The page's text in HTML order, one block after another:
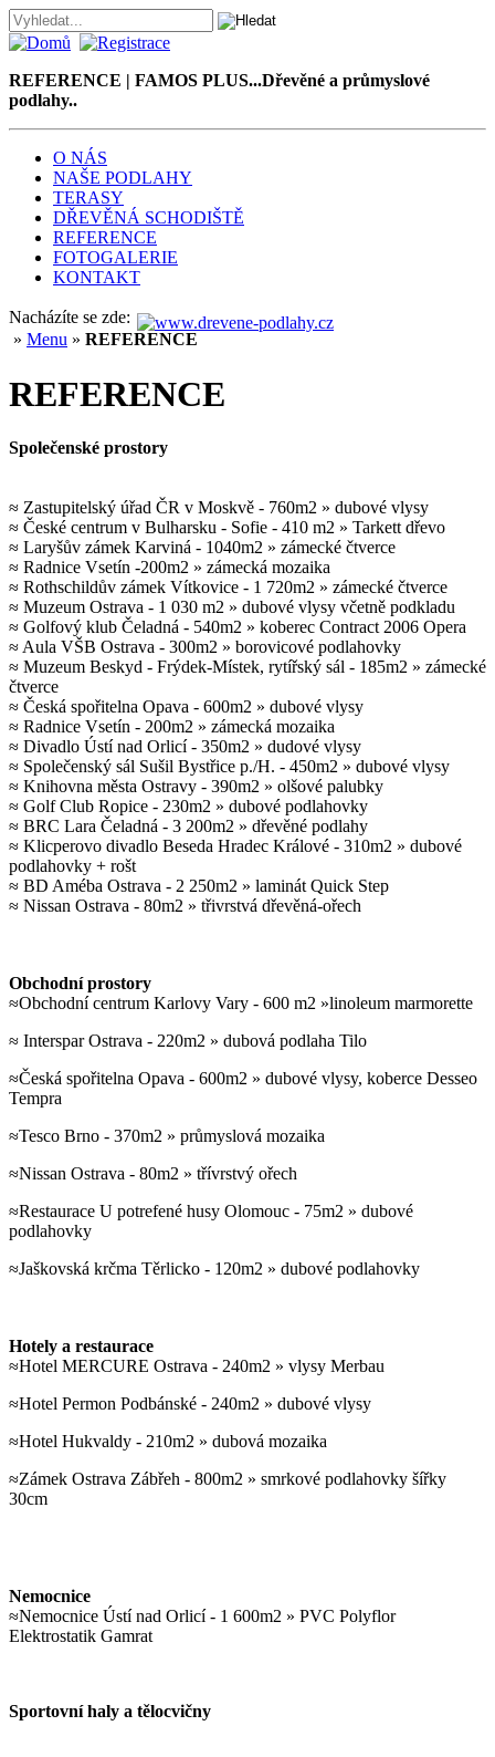
REFERENCE | FAMOS PLUS...Dřevěné a průmyslové
podlahy..
O NÁS
NAŠE PODLAHY
TERASY
DŘEVĚNÁ SCHODIŠTĚ
REFERENCE
FOTOGALERIE
KONTAKT
Nacházíte se zde:
» Menu » REFERENCE
REFERENCE
Společenské prostory
≈ Zastupitelský úřad ČR v Moskvě - 760m2 » dubové vlysy
≈ České centrum v Bulharsku - Sofie - 410 m2 » Tarkett dřevo
≈ Laryšův zámek Karviná - 1040m2 » zámecké čtverce
≈ Radnice Vsetín -200m2 » zámecká mozaika
≈ Rothschildův zámek Vítkovice - 1 720m2 » zámecké čtverce
≈ Muzeum Ostrava - 1 030 m2 » dubové vlysy včetně podkladu
≈ Golfový klub Čeladná - 540m2 » koberec Contract 2006 Opera
≈ Aula VŠB Ostrava - 300m2 » borovicové podlahovky
≈ Muzeum Beskyd - Frýdek-Místek, rytířský sál - 185m2 » zámecké
čtverce
≈ Česká spořitelna Opava - 600m2 » dubové vlysy
≈ Radnice Vsetín - 200m2 » zámecká mozaika
≈ Divadlo Ústí nad Orlicí - 350m2 » dudové vlysy
≈ Společenský sál Sušil Bystřice p./H. - 450m2 » dubové vlysy
≈ Knihovna města Ostravy - 390m2 » olšové palubky
≈ Golf Club Ropice - 230m2 » dubové podlahovky
≈ BRC Lara Čeladná - 3 200m2 » dřevěné podlahy
≈ Klicperovo divadlo Beseda Hradec Králové - 310m2 » dubové
podlahovky + rošt
≈ BD Améba Ostrava - 2 250m2 » laminát Quick Step
≈ Nissan Ostrava - 80m2 » třivrstvá dřevěná-ořech
Obchodní prostory
≈Obchodní centrum Karlovy Vary - 600 m2 »linoleum marmorette
≈ Interspar Ostrava - 220m2 » dubová podlaha Tilo
≈Česká spořitelna Opava - 600m2 » dubové vlysy, koberce Desseo
Tempra
≈Tesco Brno - 370m2 » průmyslová mozaika
≈Nissan Ostrava - 80m2 » třívrstvý ořech
≈Restaurace U potrefené husy Olomouc - 75m2 » dubové
podlahovky
≈Jaškovská krčma Těrlicko - 120m2 » dubové podlahovky
Hotely a restaurace
≈Hotel MERCURE Ostrava - 240m2 » vlysy Merbau
≈Hotel Permon Podbánské - 240m2 » dubové vlysy
≈Hotel Hukvaldy - 210m2 » dubová mozaika
≈Zámek Ostrava Zábřeh - 800m2 » smrkové podlahovky šířky
30cm
Nemocnice
≈Nemocnice Ústí nad Orlicí - 1 600m2 » PVC Polyflor
Elektrostatik Gamrat
Sportovní haly a tělocvičny